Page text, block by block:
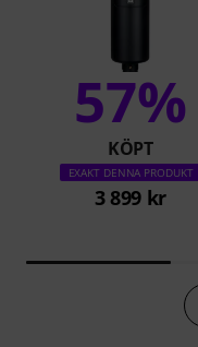
57%
KÖPT
EXAKT DENNA PRODUKT
3 899 kr